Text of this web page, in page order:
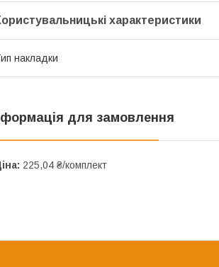
характеристики
накладки
для замовлення
225,04 ₴/комплект